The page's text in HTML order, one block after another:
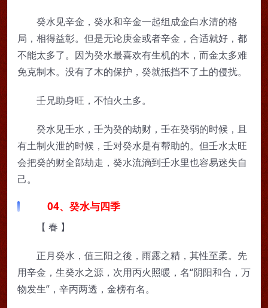
癸水见辛金，癸水和辛金一起组成金白水清的格
局，相得益彰。但是无论庚金或者辛金，合适就好，都
不能太多了。因为癸水最喜欢有生机的木，而金太多难
免克制木。没有了木的保护，癸就抵挡不了土的侵扰。
壬兄助身旺，不怕火土多。
癸水见壬水，壬为癸的劫财，壬在癸弱的时候，且
有土制火泄的时候，壬对癸水是有帮助的。但壬水太旺
会把癸的财全部劫走，癸水流淌到壬水里也容易迷失自
己。
04、癸水与四季
【 春 】
正月癸水，值三阳之後，雨露之精，其性至柔。先
用辛金，生癸水之源，次用丙火照暖，名“阴阳和合，万
物发生”，辛丙两透，金榜有名。